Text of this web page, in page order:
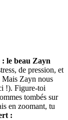
le beau Zayn
de pression, et
Mais Zayn nous
!). Figure-toi
tombés sur
en zoomant, tu
: